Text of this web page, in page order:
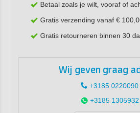
Betaal zoals je wilt, vooraf of
Gratis verzending vanaf €
Gratis retourneren binnen 30
Wij geven graag
+3185 0220090
+3185 1305932